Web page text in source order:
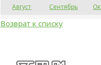
Август Сентябрь
Возврат к списку